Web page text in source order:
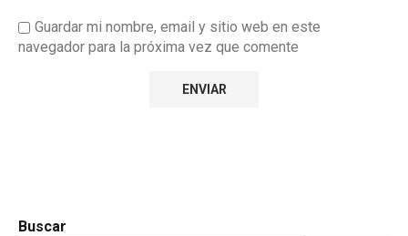
Guardar mi nombre, email y sitio web en este
navegador para la próxima vez que comente
Buscar